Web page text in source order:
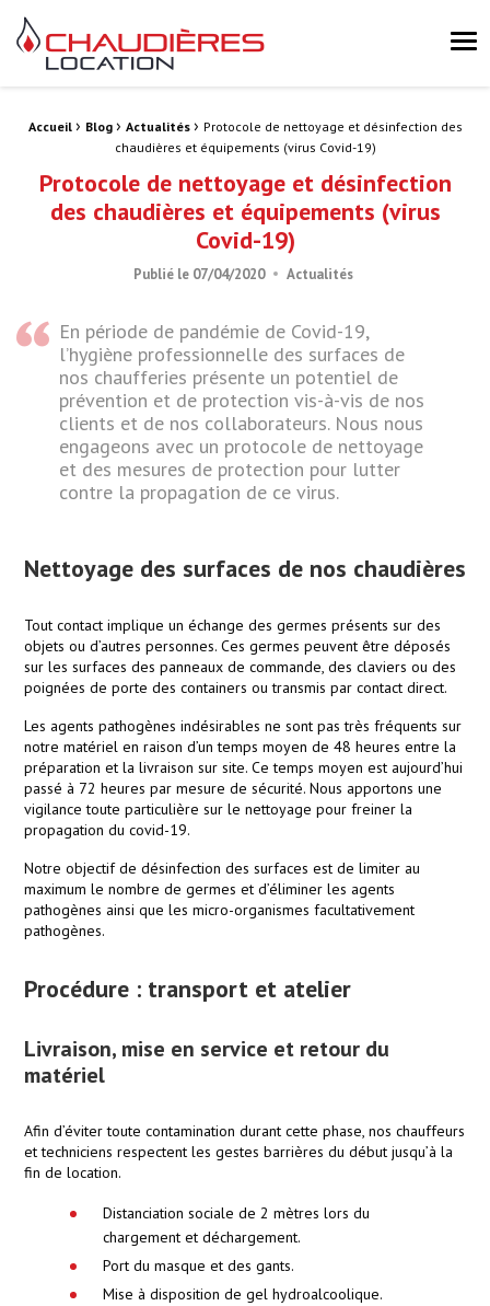
Chaudières Location Location de chaudière et chaufferie mobile
Fil d'Ariane :
Accueil › Blog › Actualités › Protocole de nettoyage et désinfection des
chaudières et équipements (virus Covid-19)
Protocole de nettoyage et désinfection
des chaudières et équipements (virus
Covid-19)
Publié le 07/04/2020 Actualités
En période de pandémie de Covid-19,
l’hygiène professionnelle des surfaces de
nos chaufferies présente un potentiel de
prévention et de protection vis-à-vis de nos
clients et de nos collaborateurs. Nous nous
engageons avec un protocole de nettoyage
et des mesures de protection pour lutter
contre la propagation de ce virus.
Nettoyage des surfaces de nos chaudières
Tout contact implique un échange des germes présents sur des
objets ou d’autres personnes. Ces germes peuvent être déposés
sur les surfaces des panneaux de commande, des claviers ou des
poignées de porte des containers ou transmis par contact direct.
Les agents pathogènes indésirables ne sont pas très fréquents sur
notre matériel en raison d’un temps moyen de 48 heures entre la
préparation et la livraison sur site. Ce temps moyen est aujourd’hui
passé à 72 heures par mesure de sécurité. Nous apportons une
vigilance toute particulière sur le nettoyage pour freiner la
propagation du covid-19.
Notre objectif de désinfection des surfaces est de limiter au
maximum le nombre de germes et d’éliminer les agents
pathogènes ainsi que les micro-organismes facultativement
pathogènes.
Procédure : transport et atelier
Livraison, mise en service et retour du
matériel
Afin d’éviter toute contamination durant cette phase, nos chauffeurs
et techniciens respectent les gestes barrières du début jusqu’à la
fin de location.
Distanciation sociale de 2 mètres lors du
chargement et déchargement.
Port du masque et des gants.
Mise à disposition de gel hydroalcoolique.